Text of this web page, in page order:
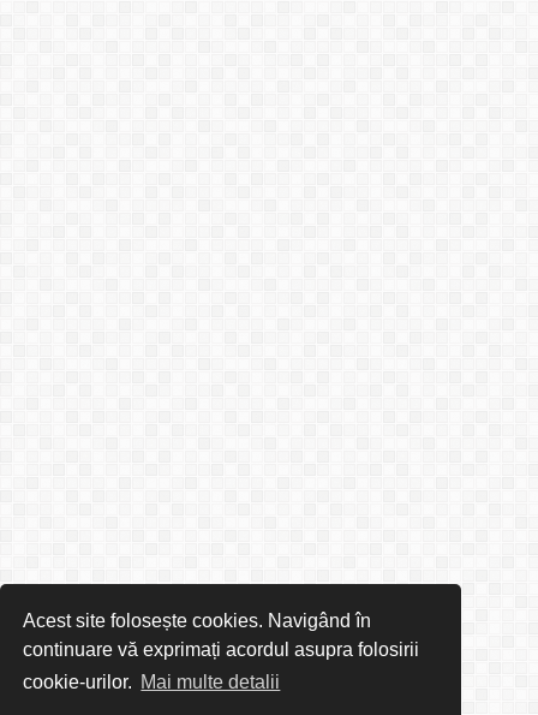
Acest site folosește cookies. Navigând în
continuare vă exprimați acordul asupra folosirii
cookie-urilor. Mai multe detalii